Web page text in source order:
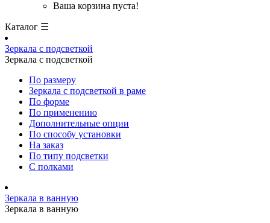
Ваша корзина пуста!
Каталог ☰
Зеркала с подсветкой
Зеркала с подсветкой
По размеру
Зеркала с подсветкой в раме
По форме
По применению
Дополнительные опции
По способу установки
На заказ
По типу подсветки
С полками
Зеркала в ванную
Зеркала в ванную